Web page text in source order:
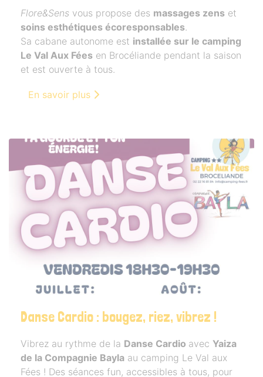
Flore&Sens vous propose des massages zens et
soins esthétiques écoresponsables.
Sa cabane autonome est installée sur le camping
Le Val Aux Fées en Brocéliande pendant la saison
et est ouverte à tous.
En savoir plus
Danse Cardio : bougez, riez, vibrez !
Vibrez au rythme de la Danse Cardio avec Yaiza
de la Compagnie Bayla au camping Le Val aux
Fées ! Des séances fun, accessibles à tous, pour